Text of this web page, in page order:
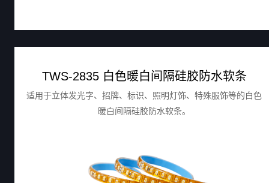
TWS-2835 白色暖白间隔硅胶防水软条
适用于立体发光字、招牌、标识、照明灯饰、特殊服饰等的白色
暖白间隔硅胶防水软条。